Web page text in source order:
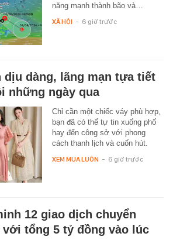
năng mạnh thành bão và…
XÃ HỘI - 6 giờ trước
dịu dàng, lãng mạn tựa tiết
những ngày qua
Chỉ cần một chiếc váy phù hợp,
bạn đã có thể tự tin xuống phố
hay đến công sở với phong
cách thanh lịch và cuốn hút.
XEM MUA LUÔN - 6 giờ trước
12 giao dịch chuyển
với tổng 5 tỷ đồng vào lúc